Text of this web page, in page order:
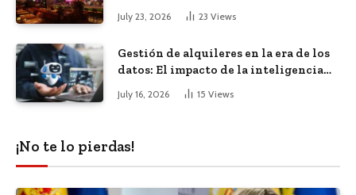
remotos de todo el mundo
July 23, 2026 23 Views
Gestión de alquileres en la era de los
datos: El impacto de la inteligencia
July 16, 2026 15 Views
¡No te lo pierdas!